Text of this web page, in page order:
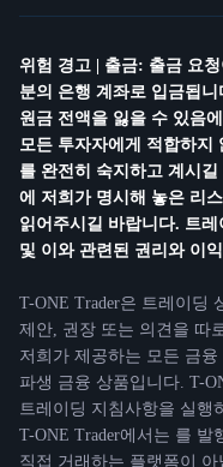
위험 경고 | 출금: 출금 요
분의 은행 계좌로 입금됩
원금 전액을 잃을 수 있음
모든 투자자에게 적합하지
를 완전히 숙지하고 계시
에 저희가 명시해 놓은 리
읽어주시길 바랍니다. 트
및 이와 관련된 권리와 이
T-ONE Trader은 트레이딩
제안, 권장 또는 의견을 따
저희가 제공하는 모든 금
파생 금융 상품입니다. T-
트레이딩 지침사항을 실행
T-ONE Trader에서는 를
직접 거래하는 플랫폼이 아